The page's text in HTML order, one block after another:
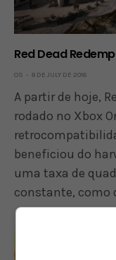
Red Dead
OS 8 DE JULY DE 2016
A partir de hoje,
rodado no Xbox
beneficiou do
uma taxa de
constante, como